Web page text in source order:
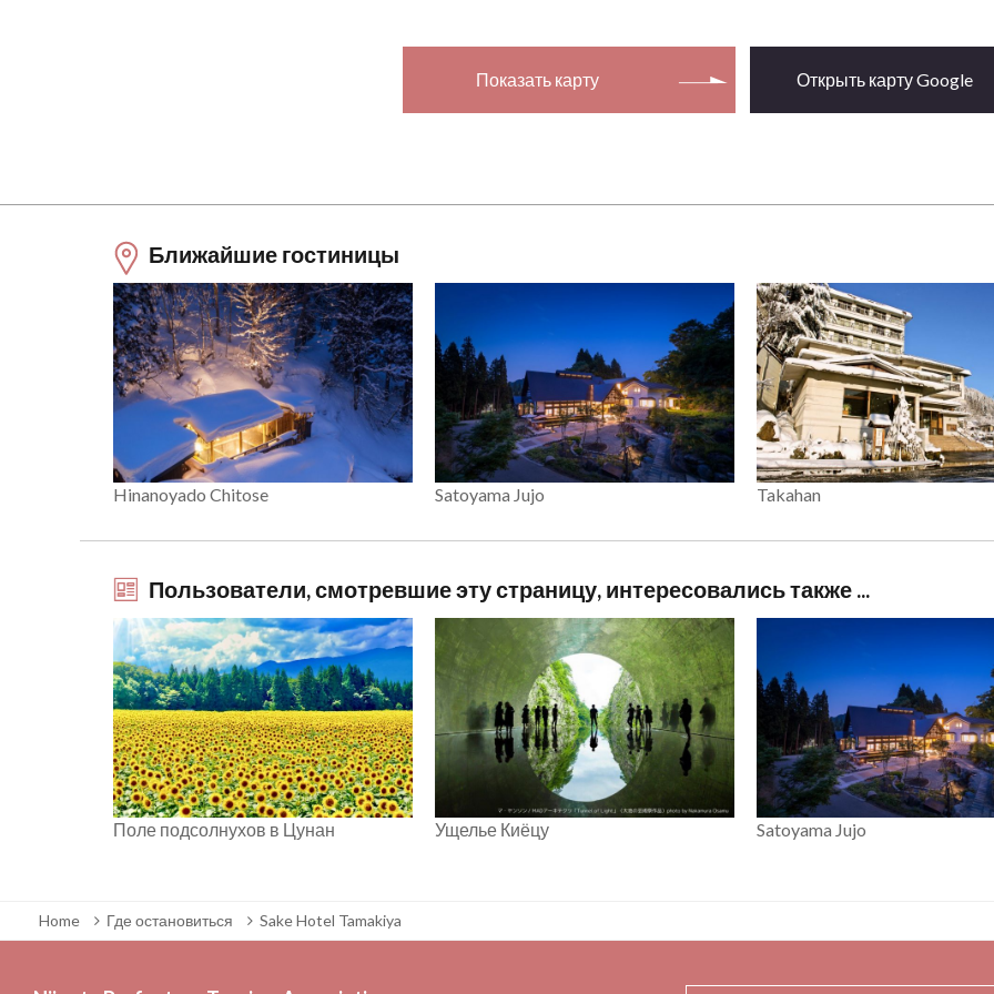
Показать карту Открыть карту Google
Ближайшие гостиницы
Hinanoyado Chitose Satoyama Jujo Takahan
Пользователи, смотревшие эту страницу, интересовались также ...
Поле подсолнухов в Цунан Ущелье Киёцу Satoyama Jujo
Home Где остановиться Sake Hotel Tamakiya